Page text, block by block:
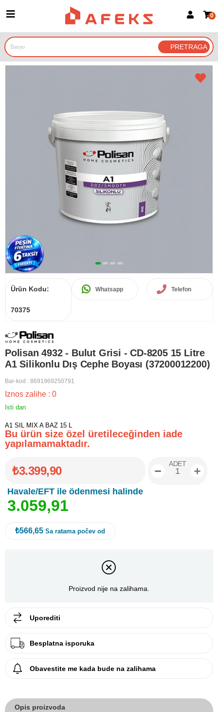
Prijava za članove
Prijavite se Google nalogom
0
Ürün Kodu:
70375
Whatsapp Telefon
Polisan 4932 - Bulut Grisi - CD-8205 15 Litre
A1 Silikonlu Dış Cephe Boyası (37200012200)
Bar-kod : 8691969250791
Iznos zalihe : 0
Isti dan
A1 SIL MIX A BAZ 15 L
Bu ürün size özel üretileceğinden iade
yapılamamaktadır.
₺3.399,90
Havale/EFT ile ödenmesi halinde
3.059,91
ADET
₺566,65 Sa ratama počev od
Proizvod nije na zalihama.
Uporediti
Besplatna isporuka
Obavestite me kada bude na zalihama
Opis proizvoda